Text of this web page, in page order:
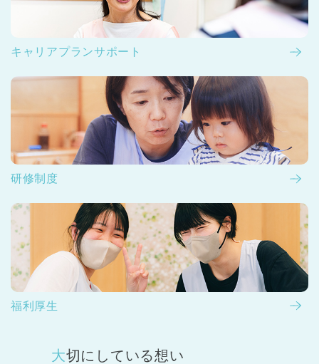
キャリアプランサポート
研修制度
福利厚生
大切にしている想い